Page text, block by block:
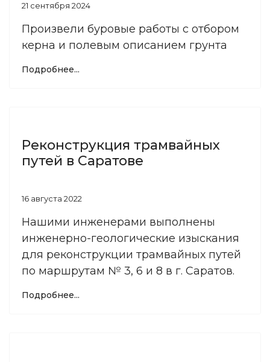
21 сентября 2024
Произвели буровые работы с отбором
керна и полевым описанием грунта
Подробнее...
Реконструкция трамвайных
путей в Саратове
16 августа 2022
Нашими инженерами выполнены
инженерно-геологические изыскания
для реконструкции трамвайных путей
по маршрутам № 3, 6 и 8 в г. Саратов.
Подробнее...